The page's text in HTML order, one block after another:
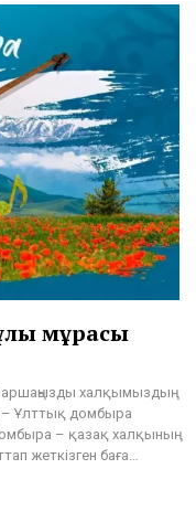
мұрасы
халқымыздың
– Ұлттық домбыра
– қазақ халқының
жеткізген баға…